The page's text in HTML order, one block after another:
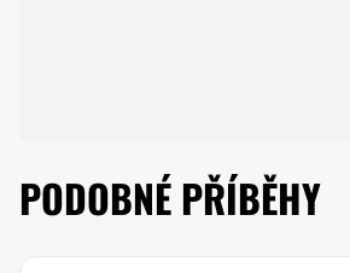
PODOBNÉ PŘÍBĚHY